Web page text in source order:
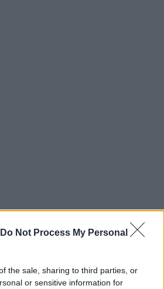
Do Not Process My Personal
the sale, sharing to third parties, or
or sensitive information for